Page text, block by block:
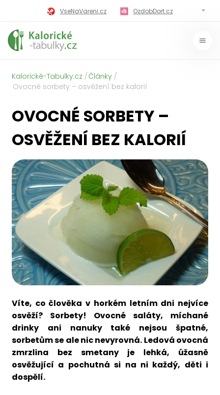
VseNaVareni.cz OzdobDort.cz
MilujiVareni.cz
MilujiCokoladu.cz
MilujiZmrzlinu.cz Kaloricke-tabulky.cz
Kalorické-Tabulky.cz
Články
Ovocné sorbety – osvěžení bez kalorií
OVOCNÉ SORBETY –
OSVĚŽENÍ BEZ KALORIÍ
Víte, co člověka v horkém letním dni nejvíce
osvěží? Sorbety! Ovocné saláty, míchané
drinky ani nanuky také nejsou špatné,
sorbetům se ale nic nevyrovná. Ledová ovocná
zmrzlina bez smetany je lehká, úžasně
osvěžující a pochutná si na ni každý, děti i
dospělí.